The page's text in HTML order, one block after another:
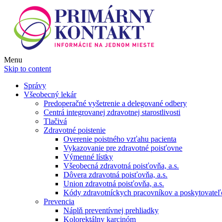
Menu
Skip to content
Správy
Všeobecný lekár
Predoperačné vyšetrenie a delegované odbery
Centrá integrovanej zdravotnej starostlivosti
Tlačivá
Zdravotné poistenie
Overenie poistného vzťahu pacienta
Vykazovanie pre zdravotné poisťovne
Výmenné lístky
Všeobecná zdravotná poisťovňa, a.s.
Dôvera zdravotná poisťovňa, a.s.
Union zdravotná poisťovňa, a.s.
Kódy zdravotníckych pracovníkov a
Prevencia
Náplň preventívnej prehliadky
Kolorektálny karcinóm